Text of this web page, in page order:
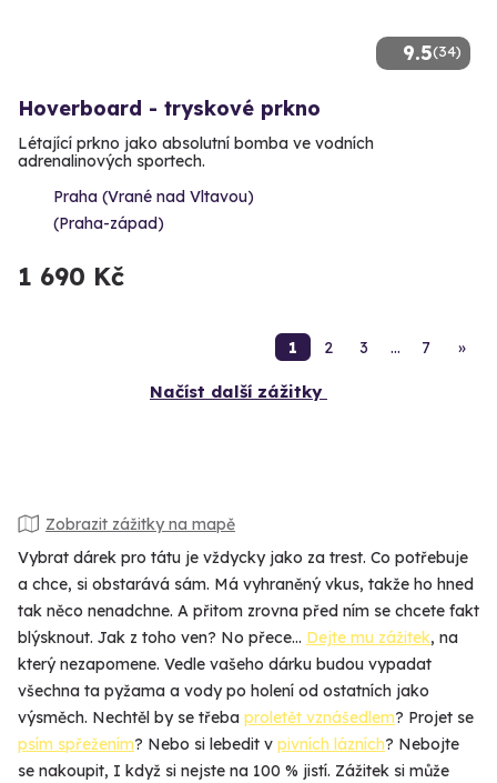
9.5(34)
Hoverboard - tryskové prkno
Létající prkno jako absolutní bomba ve vodních
adrenalinových sportech.
Praha (Vrané nad Vltavou)
(Praha-západ)
1 690 Kč
1 2 3 … 7 »
Načíst další zážitky
Zobrazit zážitky na mapě
Vybrat dárek pro tátu je vždycky jako za trest. Co potřebuje
a chce, si obstarává sám. Má vyhraněný vkus, takže ho hned
tak něco nenadchne. A přitom zrovna před ním se chcete fakt
blýsknout. Jak z toho ven? No přece… Dejte mu zážitek, na
který nezapomene. Vedle vašeho dárku budou vypadat
všechna ta pyžama a vody po holení od ostatních jako
výsměch. Nechtěl by se třeba proletět vznášedlem? Projet se
psím spřežením? Nebo si lebedit v pivních lázních? Nebojte
se nakoupit, I když si nejste na 100 % jistí. Zážitek si může